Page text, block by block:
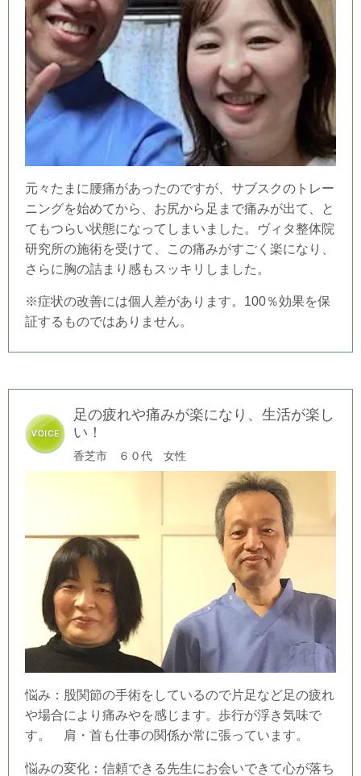
元々たまに腰痛があったのですが、サブスクのトレー
ニングを始めてから、お尻から足まで痛みが出て、と
てもつらい状態になってしまいました。ヴィタ整体院
研究所の施術を受けて、この痛みがすごく楽になり、
さらに胸の詰まり感もスッキリしました。
※症状の改善には個人差があります。100％効果を保
証するものではありません。
足の疲れや痛みが楽になり、生活が楽し
い！
香芝市 ６０代 女性
悩み：股関節の手術をしているので片足など足の疲れ
や場合により痛みやを感じます。歩行が浮き気味で
す。 肩・首も仕事の関係か常に張っています。
悩みの変化：信頼できる先生にお会いできて心が落ち